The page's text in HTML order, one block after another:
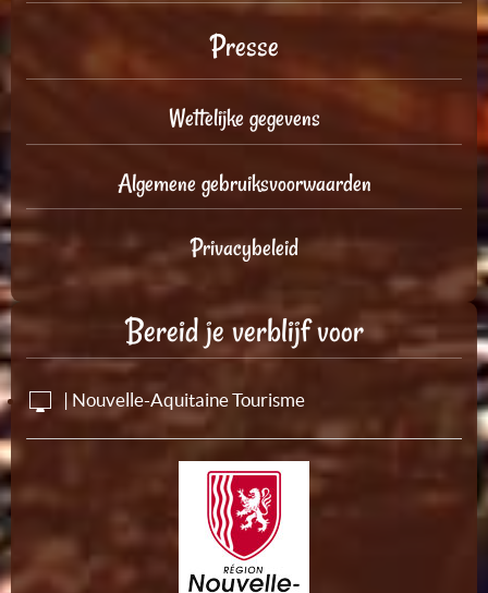
Presse
Wettelijke gegevens
Algemene gebruiksvoorwaarden
Privacybeleid
Bereid je verblijf voor
| Nouvelle-Aquitaine Tourisme